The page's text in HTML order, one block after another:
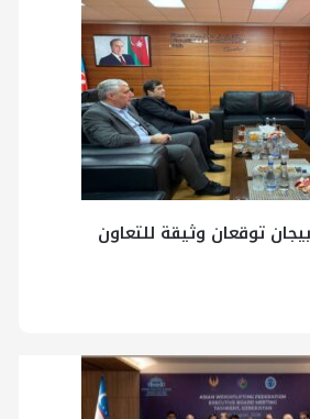
توقعان وثيقة للتعاون